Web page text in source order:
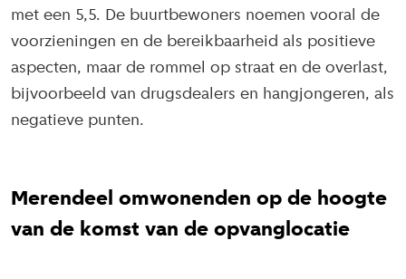
met een 5,5. De buurtbewoners noemen vooral de
voorzieningen en de bereikbaarheid als positieve
aspecten, maar de rommel op straat en de overlast,
bijvoorbeeld van drugsdealers en hangjongeren, als
negatieve punten.
Merendeel omwonenden op de hoogte
van de komst van de opvanglocatie